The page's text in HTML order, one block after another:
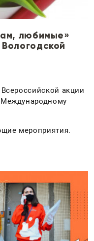
любимые»
акции
мероприятия.